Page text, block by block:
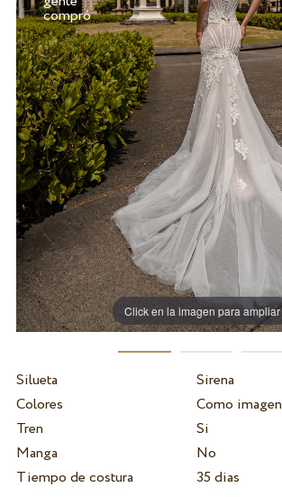
Click en la imagen para ampliar
compró
Silueta
Sirena
Colores
Como imagen
Tren
Si
Manga
No
Tiempo de costura
35 dias